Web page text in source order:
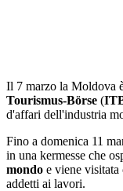
Il 7 marzo la Moldova
Tourismus-Börse (
d'affari dell'industria
Fino a domenica 11
in una kermesse che
mondo e viene visitata
addetti ai lavori.